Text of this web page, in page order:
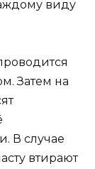
виду
Затем на
В случае
втирают